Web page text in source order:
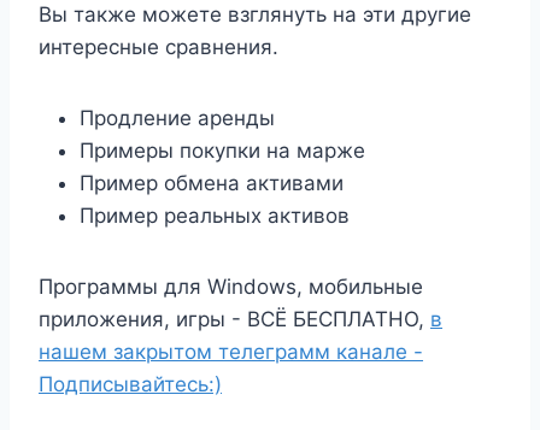
Вы также можете взглянуть на эти другие
интересные сравнения.
Продление аренды
Примеры покупки на марже
Пример обмена активами
Пример реальных активов
Программы для Windows, мобильные
приложения, игры - ВСЁ БЕСПЛАТНО, в
нашем закрытом телеграмм канале -
Подписывайтесь:)